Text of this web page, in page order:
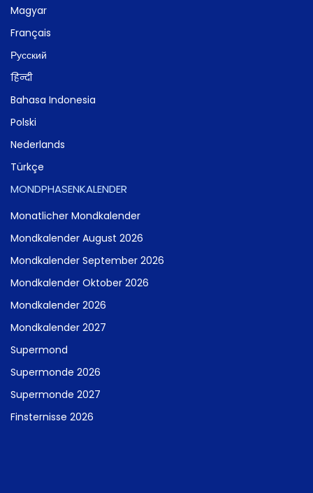
Magyar
Français
Русский
हिन्दी
Bahasa Indonesia
Polski
Nederlands
Türkçe
MONDPHASENKALENDER
Monatlicher Mondkalender
Mondkalender August 2026
Mondkalender September 2026
Mondkalender Oktober 2026
Mondkalender 2026
Mondkalender 2027
Supermond
Supermonde 2026
Supermonde 2027
Finsternisse 2026